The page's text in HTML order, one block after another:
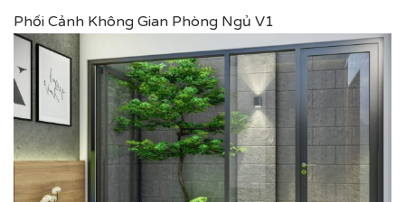
Phối Cảnh Không Gian Phòng Ngủ V1